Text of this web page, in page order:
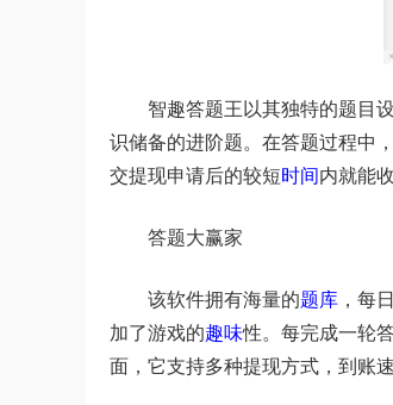
智趣答题王以其独特的题目
识储备的进阶题。在答题过程中
交提现申请后的较短时间内就能
答题大赢家
该软件拥有海量的题库 ，每
加了游戏的趣味性。每完成一轮
面，它支持多种提现方式，到账